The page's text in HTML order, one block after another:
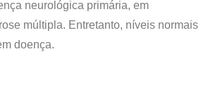
neurológica primária, em
múltipla. Entretanto, níveis normais
doença.